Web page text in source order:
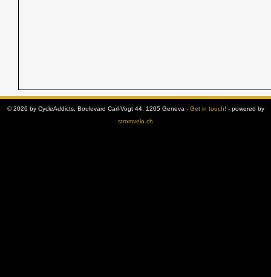
© 2026 by CycleAddicts, Boulevard Carl-Vogt 44, 1205 Geneva - Get in touch! - powered by
stromvelo.ch